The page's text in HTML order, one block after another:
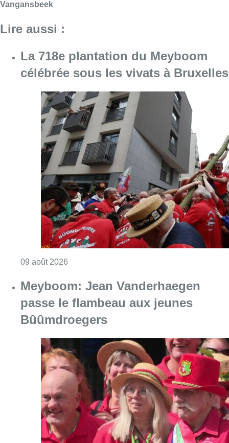
09 août 2026 Consulter l'article "La 718e plantation du
Meyboom: Jean Vanderhaegen
passe le flambeau aux jeunes
Bûûmdroegers
09 août 2026 Consulter l'article "Meyboom: Jean
Collision entre trois véhicules à
Uccle, deux conducteurs